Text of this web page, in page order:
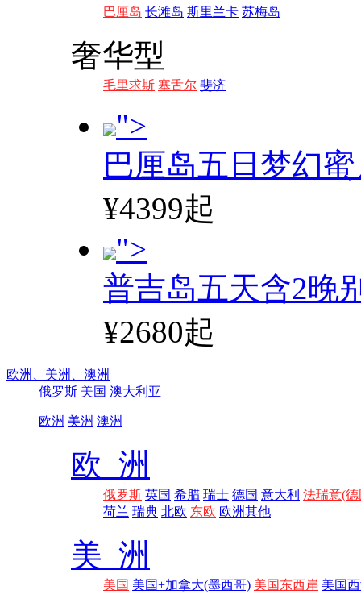
巴厘岛 长滩岛 斯里兰卡 苏梅岛
奢华型
毛里求斯 塞舌尔 斐济
">
巴厘岛五日梦幻
¥4399起
">
普吉岛五天含2晚
¥2680起
欧洲、 美洲、 澳洲
俄罗斯 美国 澳大利亚
欧洲 美洲 澳洲
欧 洲
俄罗斯 英国 希腊 瑞士 德国 意大利 法瑞意(德
荷兰 瑞典 北欧 东欧 欧洲其他
美 洲
美国 美国+加拿大(墨西哥) 美国东西岸 美国